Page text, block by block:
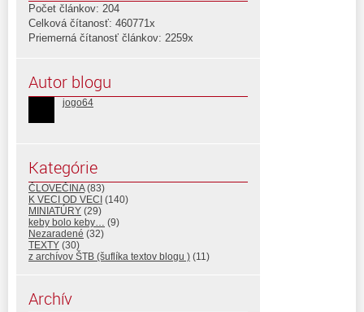
Počet článkov: 204
Celková čítanosť: 460771x
Priemerná čítanosť článkov: 2259x
Autor blogu
jogo64
Kategórie
ČLOVEČINA(83)
K VECI OD VECI (140)
MINIATÚRY (29)
keby bolo keby…
(9)
Nezaradené (32)
TEXTY (30)
z archívov ŠTB (šuflíka textov blogu ) (11)
Archív